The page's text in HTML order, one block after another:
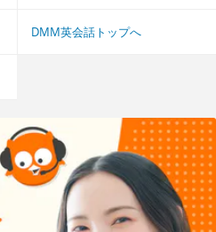
DMM英会話トップへ